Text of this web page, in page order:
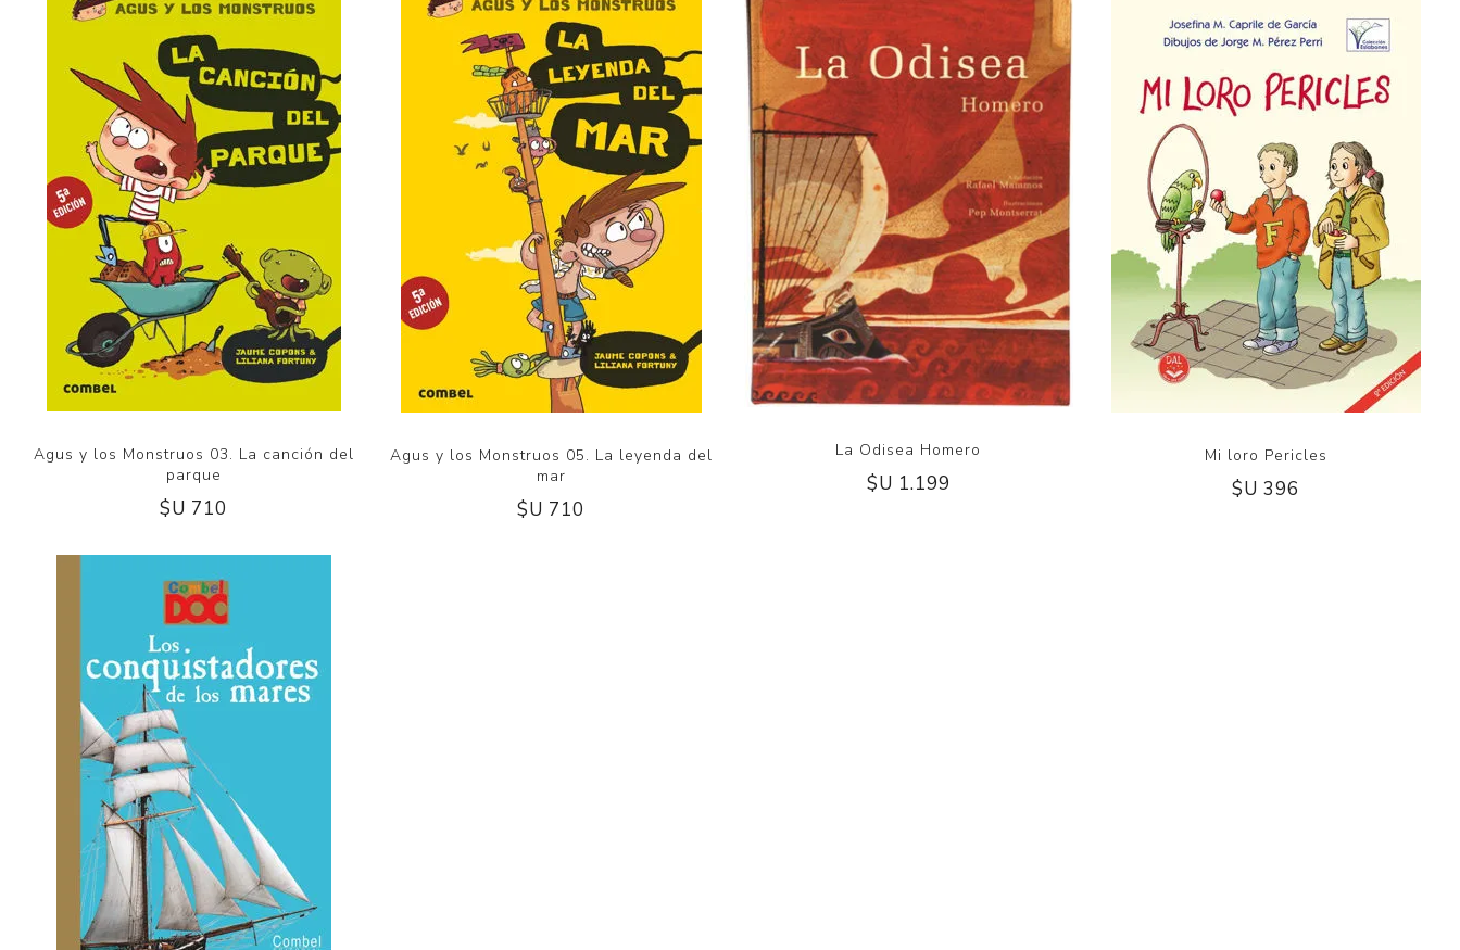
Agus y los Monstruos 03. La canción del
parque
$U 710
Agus y los Monstruos 05. La leyenda del
mar
$U 710
La Odisea Homero
$U 1.199
Mi loro Pericles
$U 396